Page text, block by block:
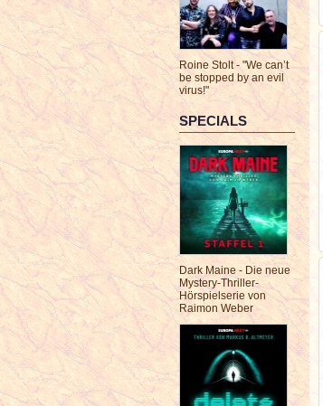
Roine Stolt - "We can’t
be stopped by an evil
virus!"
SPECIALS
Dark Maine - Die neue
Mystery-Thriller-
Hörspielserie von
Raimon Weber